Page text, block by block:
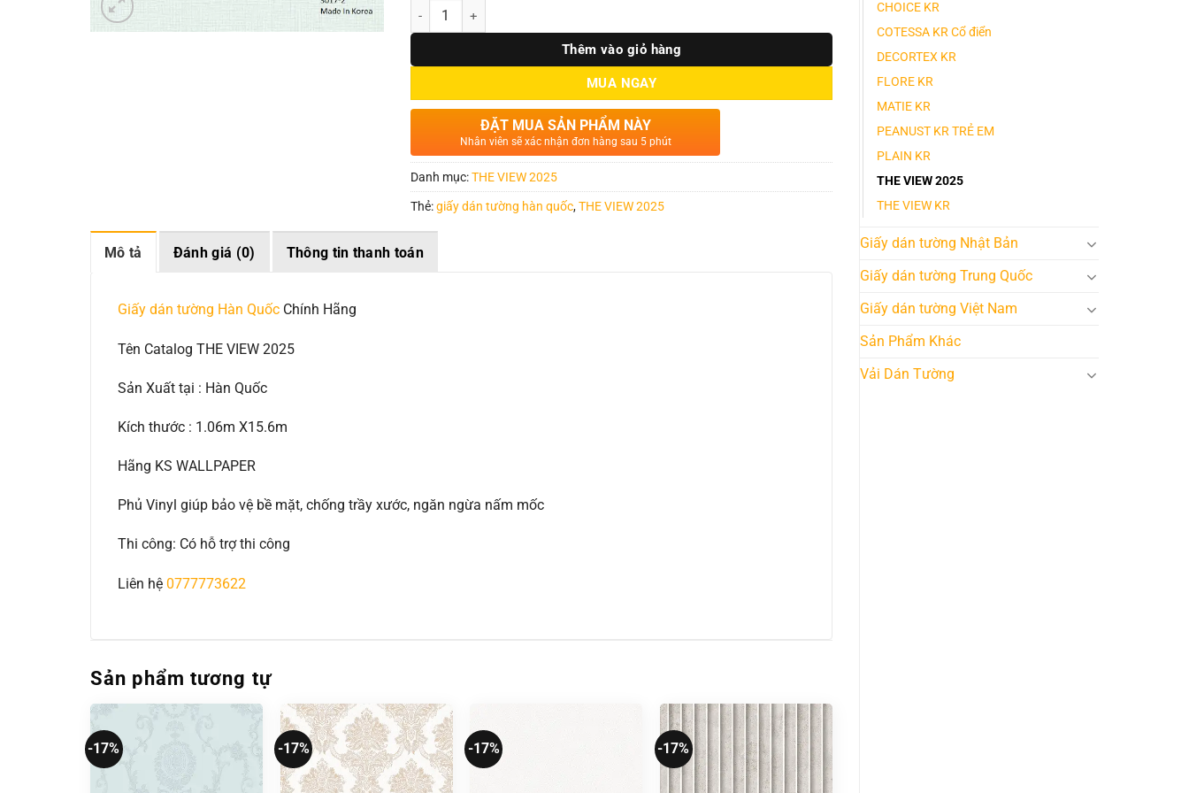
CHOICE KR
COTESSA KR Cổ điển
DECORTEX KR
FLORE KR
MATIE KR
PEANUST KR TRẺ EM
PLAIN KR
THE VIEW 2025
THE VIEW KR
Giấy dán tường Nhật Bản
Giấy dán tường Trung Quốc
Giấy dán tường Việt Nam
Sản Phẩm Khác
Vải Dán Tường
Số lượng
Thêm vào giỏ hàng
MUA NGAY
ĐẶT MUA SẢN PHẨM NÀY
Nhân viên sẽ xác nhận đơn hàng sau 5 phút
Danh mục:THE VIEW 2025
Thẻ:giấy dán tường hàn quốc,THE VIEW 2025
Mô tả Đánh giá (0) Thông tin thanh toán
Giấy dán tường Hàn Quốc Chính Hãng
Tên Catalog THE VIEW 2025
Sản Xuất tại : Hàn Quốc
Kích thước : 1.06m X15.6m
Hãng KS WALLPAPER
Phủ Vinyl giúp bảo vệ bề mặt, chống trầy xước, ngăn ngừa nấm mốc
Thi công: Có hỗ trợ thi công
Liên hệ 0777773622
Sản phẩm tương tự
-17% -17% -17% -17%